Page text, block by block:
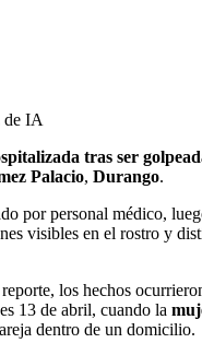
de IA
tras ser
Palacio, Durango.
por personal médico,
visibles en el rostro y
los hechos
13 de abril, cuando la
dentro de un domicilio.